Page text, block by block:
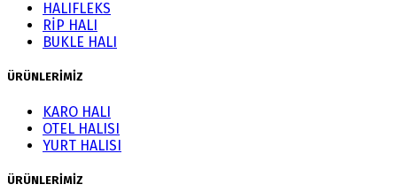
HALIFLEKS
RİP HALI
BUKLE HALI
ÜRÜNLERİMİZ
KARO HALI
OTEL HALISI
YURT HALISI
ÜRÜNLERİMİZ